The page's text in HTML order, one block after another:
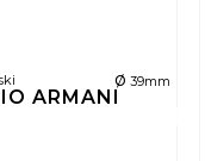
ø 39mm
ARMANI